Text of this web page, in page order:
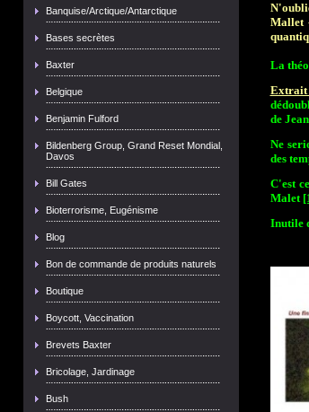
Banquise/Arctique/Antarctique
Bases secrètes
Baxter
Belgique
Benjamin Fulford
Bildenberg Group, Grand Reset Mondial,
Davos
Bill Gates
Bioterrorisme, Eugénisme
Blog
Bon de commande de produits naturels
Boutique
Boycott, Vaccination
Brevets Baxter
Bricolage, Jardinage
Bush
Mallet
La
de
Ne
des
C'est
Malet
Inutile